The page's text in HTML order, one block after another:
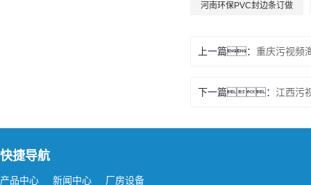
河南环保PVC封边条订做
上一篇： 重庆污视频
下一篇： 江西污
快捷导航
产品中心 新闻中心 厂房设备